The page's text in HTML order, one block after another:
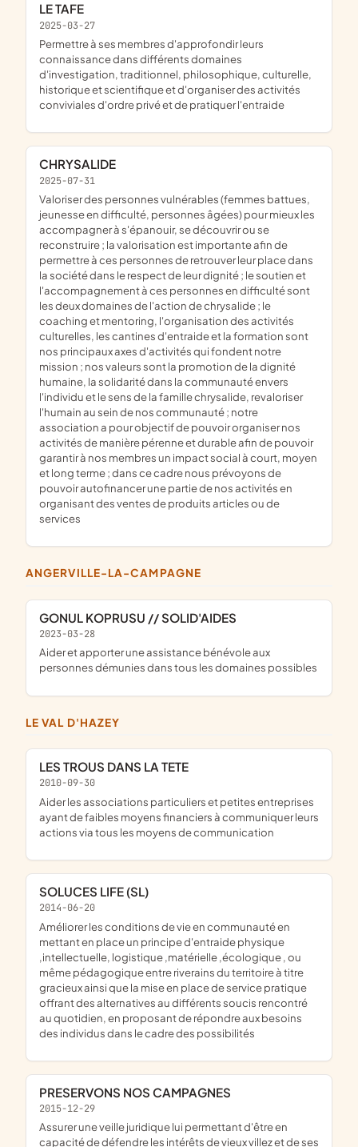
LE TAFE
2025-03-27
permettre à ses membres d'approfondir leurs
connaissance dans différents domaines
d'investigation, traditionnel, philosophique, culturelle,
historique et scientifique et d'organiser des activités
conviviales d'ordre privé et de pratiquer l'entraide
CHRYSALIDE
2025-07-31
valoriser des personnes vulnérables (femmes battues,
jeunesse en difficulté, personnes âgées) pour mieux les
accompagner à s'épanouir, se découvrir ou se
reconstruire ; la valorisation est importante afin de
permettre à ces personnes de retrouver leur place dans
la société dans le respect de leur dignité ; le soutien et
l'accompagnement à ces personnes en difficulté sont
les deux domaines de l'action de chrysalide ; le
coaching et mentoring, l'organisation des activités
culturelles, les cantines d'entraide et la formation sont
nos principaux axes d'activités qui fondent notre
mission ; nos valeurs sont la promotion de la dignité
humaine, la solidarité dans la communauté envers
l'individu et le sens de la famille chrysalide, revaloriser
l'humain au sein de nos communauté ; notre
association a pour objectif de pouvoir organiser nos
activités de manière pérenne et durable afin de pouvoir
garantir à nos membres un impact social à court, moyen
et long terme ; dans ce cadre nous prévoyons de
pouvoir autofinancer une partie de nos activités en
organisant des ventes de produits articles ou de
services
ANGERVILLE-LA-CAMPAGNE
GONUL KOPRUSU // SOLID'AIDES
2023-03-28
aider et apporter une assistance bénévole aux
personnes démunies dans tous les domaines possibles
LE VAL D'HAZEY
LES TROUS DANS LA TETE
2010-09-30
aider les associations particuliers et petites entreprises
ayant de faibles moyens financiers à communiquer leurs
actions via tous les moyens de communication
SOLUCES LIFE (SL)
2014-06-20
améliorer les conditions de vie en communauté en
mettant en place un principe d'entraide physique
,intellectuelle, logistique ,matérielle ,écologique , ou
même pédagogique entre riverains du territoire à titre
gracieux ainsi que la mise en place de service pratique
offrant des alternatives au différents soucis rencontré
au quotidien, en proposant de répondre aux besoins
des individus dans le cadre des possibilités
PRESERVONS NOS CAMPAGNES
2015-12-29
assurer une veille juridique lui permettant d'être en
capacité de défendre les intérêts de vieux villez et de ses